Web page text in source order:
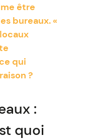
être
bureaux. «
qui
?
:
quoi